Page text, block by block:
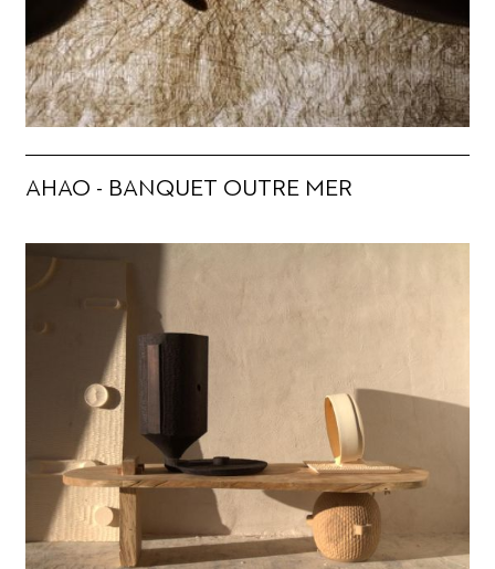
AHAO - BANQUET OUTRE MER